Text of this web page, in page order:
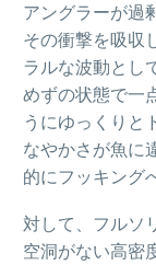
アングラーが過
その衝撃を吸収
ラルな波動とし
めずの状態で一
うにゆっくりと
なやかさが魚に
的にフッキング
対して、フルソ
空洞がない高密